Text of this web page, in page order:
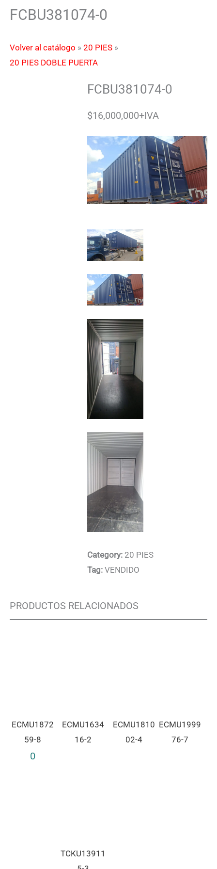
FCBU381074-0
Volver al catálogo
20 PIES
20 PIES DOBLE PUERTA
FCBU381074-0
$16,000,000+IVA
Category: 20 PIES
Tag: VENDIDO
PRODUCTOS RELACIONADOS
ECMU1872
59-8
0
ECMU1634
16-2
ECMU1810
02-4
ECMU1999
76-7
TCKU13911